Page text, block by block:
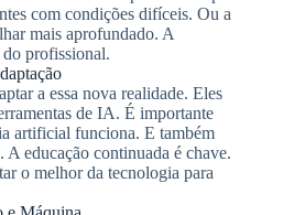
com condições difíceis. Ou a
mais aprofundado. A
profissional.
a essa nova realidade. Eles
de IA. É importante
artificial funciona. E também
A educação continuada é chave.
o melhor da tecnologia para